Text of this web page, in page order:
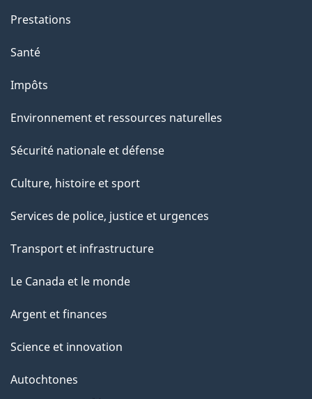
p
a
e
Prestations
Santé
Impôts
Environnement et ressources naturelles
Sécurité nationale et défense
Culture, histoire et sport
Services de police, justice et urgences
Transport et infrastructure
Le Canada et le monde
Argent et finances
Science et innovation
Autochtones